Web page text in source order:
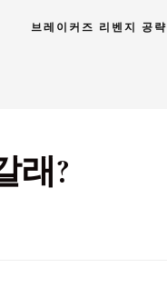
브레이커즈 리벤지 공략
래?